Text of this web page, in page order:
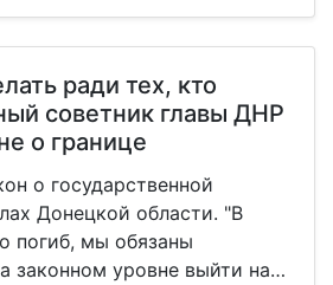
наборы с продуктами,
для револьверов,
ружей, зажигательные
стрелы.
ради тех, кто
советник главы ДНР
о границе
о государственной
Донецкой области. "В
погиб, мы обязаны
законном уровне выйти на